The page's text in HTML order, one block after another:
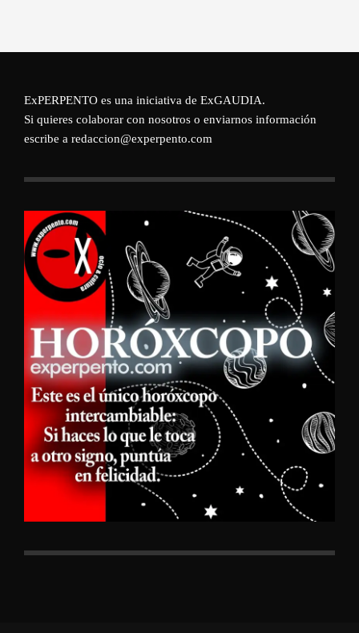
ExPERPENTO es una iniciativa de ExGAUDIA.
Si quieres colaborar con nosotros o enviarnos información
escribe a redaccion@experpento.com